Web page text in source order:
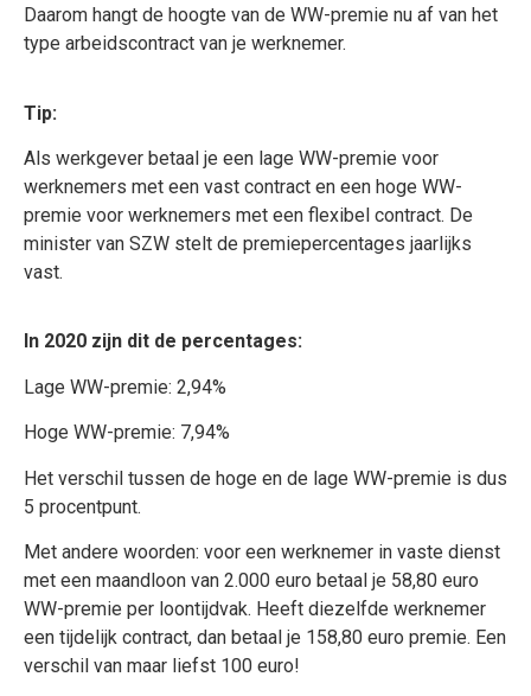
Daarom hangt de hoogte van de WW-premie nu af van het
type arbeidscontract van je werknemer.
Tip:
Als werkgever betaal je een lage WW-premie voor
werknemers met een vast contract en een hoge WW-
premie voor werknemers met een flexibel contract. De
minister van SZW stelt de premiepercentages jaarlijks
vast.
In 2020 zijn dit de percentages:
Lage WW-premie: 2,94%
Hoge WW-premie: 7,94%
Het verschil tussen de hoge en de lage WW-premie is dus
5 procentpunt.
Met andere woorden: voor een werknemer in vaste dienst
met een maandloon van 2.000 euro betaal je 58,80 euro
WW-premie per loontijdvak. Heeft diezelfde werknemer
een tijdelijk contract, dan betaal je 158,80 euro premie. Een
verschil van maar liefst 100 euro!